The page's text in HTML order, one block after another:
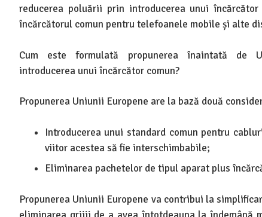
reducerea poluării prin introducerea unui
încărcătorul comun pentru telefoanele mobile și alte
Cum este formulată propunerea înaintată de
introducerea unui încărcător comun?
Propunerea Uniunii Europene are la bază două
Introducerea unui standard comun pentru
viitor acestea să fie interschimbabile;
Eliminarea pachetelor de tipul aparat plus
Propunerea Uniunii Europene va contribui la